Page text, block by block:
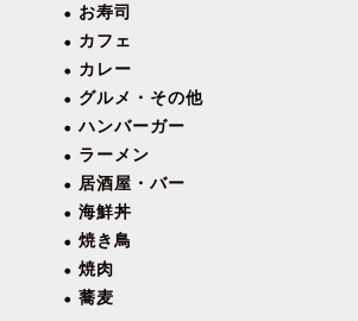
お寿司
カフェ
カレー
グルメ・その他
ハンバーガー
ラーメン
居酒屋・バー
海鮮丼
焼き鳥
焼肉
蕎麦